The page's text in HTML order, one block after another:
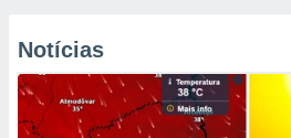
Notícias